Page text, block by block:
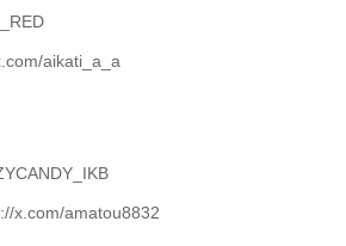
aikati_a_a
x.com/amatou8832